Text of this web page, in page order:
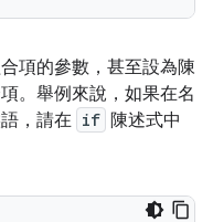
項的參數，甚至設為陳
。舉例來說，如果在名
，請在 if 陳述式中